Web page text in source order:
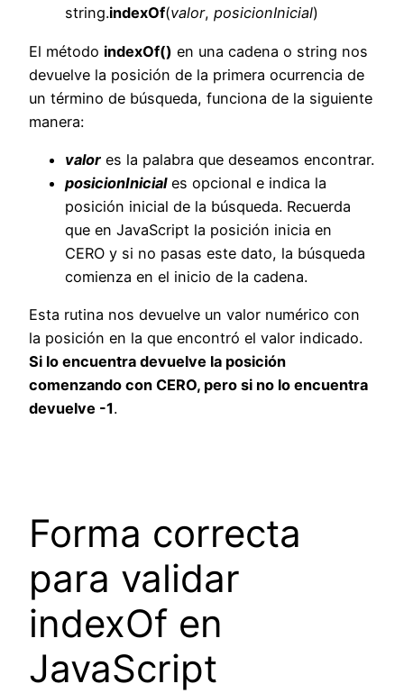
string.indexOf(valor, posicionInicial)
El método indexOf() en una cadena o string nos
devuelve la posición de la primera ocurrencia de
un término de búsqueda, funciona de la siguiente
manera:
valor es la palabra que deseamos encontrar.
posicionIniciales opcional e indica la
posición inicial de la búsqueda. Recuerda
que en JavaScript la posición inicia en
CERO y si no pasas este dato, la búsqueda
comienza en el inicio de la cadena.
Esta rutina nos devuelve un valor numérico con
la posición en la que encontró el valor indicado.
Si lo encuentra devuelve la posición
comenzando con CERO, pero si no lo encuentra
devuelve -1.
Forma correcta
para validar
indexOf en
JavaScript